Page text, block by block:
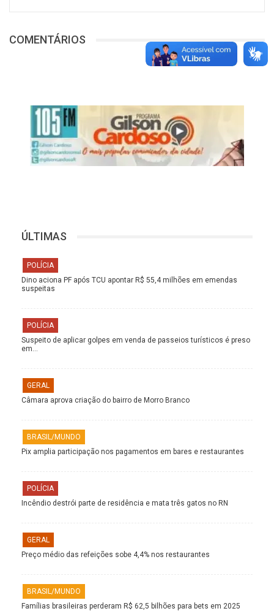
COMENTÁRIOS
ÚLTIMAS
POLÍCIA
Dino aciona PF após TCU apontar R$ 55,4 milhões em emendas
suspeitas
POLÍCIA
Suspeito de aplicar golpes em venda de passeios turísticos é preso
em…
GERAL
Câmara aprova criação do bairro de Morro Branco
BRASIL/MUNDO
Pix amplia participação nos pagamentos em bares e restaurantes
POLÍCIA
Incêndio destrói parte de residência e mata três gatos no RN
GERAL
Preço médio das refeições sobe 4,4% nos restaurantes
BRASIL/MUNDO
Famílias brasileiras perderam R$ 62,5 bilhões para bets em 2025